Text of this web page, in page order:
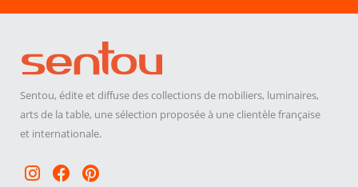
Sentou, édite et diffuse des collections de mobiliers, luminaires,
arts de la table, une sélection proposée à une clientèle française
et internationale.
Instagram
Facebook
Pinterest